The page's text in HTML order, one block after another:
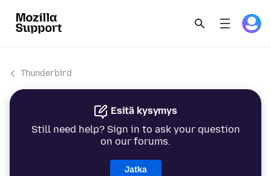
Thunderbird
Esitä kysymys
Still need help? Sign in to ask your question
on our forums.
Jatka